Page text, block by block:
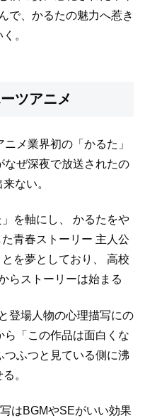
で、かるたの魅力へ惹き
。
ツアニメ
ニメ業界初の「かるた」
なぜ深夜で放送されたの
ない。
を軸にし、
かるたをや
青春ストーリー 主人公
を夢としており、
高校
らストーリーは始まる
登場人物の心理描写にの
ら「この作品は面白くな
つふつと見ている側に沸
。
はBGMやSEがいい効果